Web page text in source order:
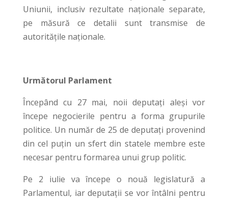
Uniunii, inclusiv rezultate naționale separate,
pe măsură ce detalii sunt transmise de
autoritățile naționale.
Următorul Parlament
Începând cu 27 mai, noii deputați aleși vor
începe negocierile pentru a forma grupurile
politice. Un număr de 25 de deputați provenind
din cel puțin un sfert din statele membre este
necesar pentru formarea unui grup politic.
Pe 2 iulie va începe o nouă legislatură a
Parlamentul, iar deputații se vor întâlni pentru